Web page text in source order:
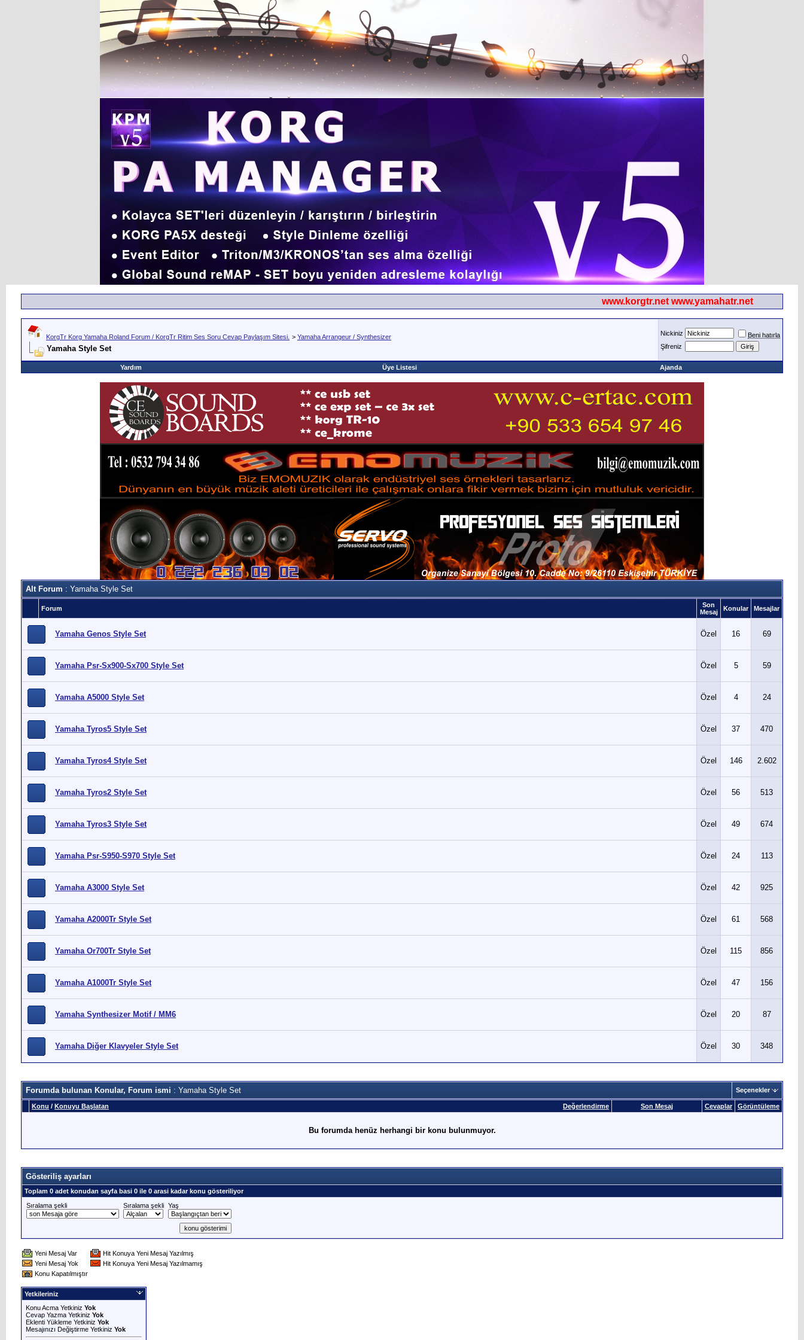
www.korgtr.net www.yamahatr.net
KorgTr Korg Yamaha Roland Forum / KorgTr Ritim Ses Soru Cevap Paylaşım Sitesi. > Yamaha Arrangeur / Synthesizer
Yamaha Style Set
Nickiniz
Beni hatırla
Şifreniz
Yardım Üye Listesi Ajanda
Alt Forum : Yamaha Style Set
Forum
Son
Mesaj
Konular Mesajlar
Yamaha Genos Style Set Özel 16 69
Yamaha Psr-Sx900-Sx700 Style Set Özel 5 59
Yamaha A5000 Style Set Özel 4 24
Yamaha Tyros5 Style Set Özel 37 470
Yamaha Tyros4 Style Set Özel 146 2.602
Yamaha Tyros2 Style Set Özel 56 513
Yamaha Tyros3 Style Set Özel 49 674
Yamaha Psr-S950-S970 Style Set Özel 24 113
Yamaha A3000 Style Set Özel 42 925
Yamaha A2000Tr Style Set Özel 61 568
Yamaha Or700Tr Style Set Özel 115 856
Yamaha A1000Tr Style Set Özel 47 156
Yamaha Synthesizer Motif / MM6 Özel 20 87
Yamaha Diğer Klavyeler Style Set Özel 30 348
Forumda bulunan Konular, Forum ismi : Yamaha Style Set Seçenekler
Değerlendirme
Konu / Konuyu Başlatan Son Mesaj Cevaplar Görüntüleme
Bu forumda henüz herhangi bir konu bulunmuyor.
Gösteriliş ayarları
Toplam 0 adet konudan sayfa basi 0 ile 0 arasi kadar konu gösteriliyor
Sıralama şekli
Sıralama şekli Yaş
Yeni Mesaj Var
Hit Konuya Yeni Mesaj Yazılmış
Yeni Mesaj Yok
Hit Konuya Yeni Mesaj Yazılmamış
Konu Kapatılmıştır
Yetkileriniz
Konu Acma Yetkiniz Yok
Cevap Yazma Yetkiniz Yok
Eklenti Yükleme Yetkiniz Yok
Mesajınızı Değiştirme Yetkiniz Yok